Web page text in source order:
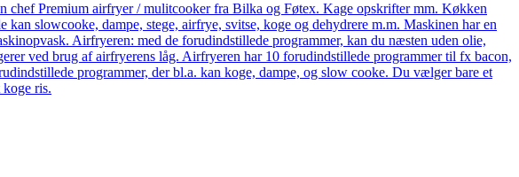
Premium airfryer / mulitcooker fra Bilka og Føtex. Kage opskrifter mm. Køkken
slowcooke, dampe, stege, airfrye, svitse, koge og dehydrere m.m. Maskinen har en
Airfryeren: med de forudindstillede programmer, kan du næsten uden olie,
ved brug af airfryerens låg. Airfryeren har 10 forudindstillede programmer til fx bacon,
programmer, der bl.a. kan koge, dampe, og slow cooke. Du vælger bare et
ris.